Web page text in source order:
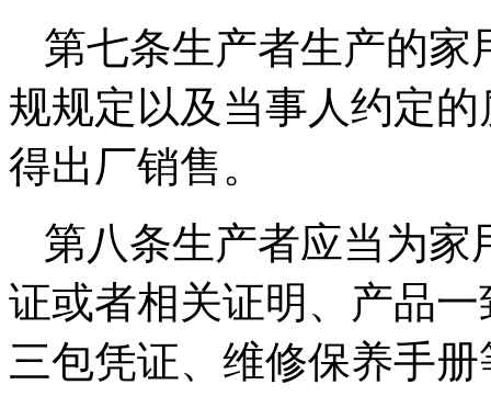
第七条生产者生产的家
规规定以及当事人约定
得出厂销售。
第八条生产者应当为家
证或者相关证明、产品
三包凭证、维修保养手